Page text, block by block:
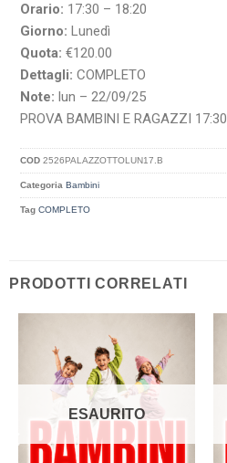
Orario: 17:30 – 18:20
Giorno: Lunedì
Quota: €120.00
Dettagli: COMPLETO
Note: lun – 22/09/25
PROVA BAMBINI E RAGAZZI 17:30
COD2526PALAZZOTTOLUN17.B
Categoria Bambini
Tag COMPLETO
PRODOTTI CORRELATI
ESAURITO